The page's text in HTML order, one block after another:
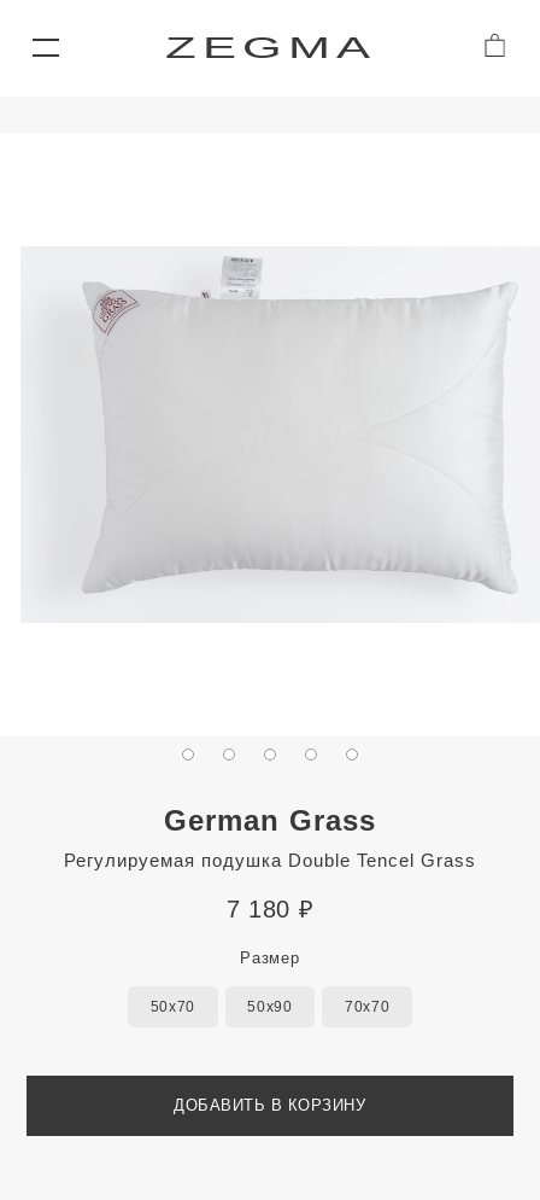
ZEGMA
German Grass
Регулируемая подушка Double Tencel Grass
7 180 ₽
Размер
50x70 50x90 70x70
ДОБАВИТЬ В КОРЗИНУ